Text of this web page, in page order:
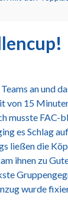
an und
von 15
musste FAC-
es Schlag
ließen die
ihnen zu
wurde